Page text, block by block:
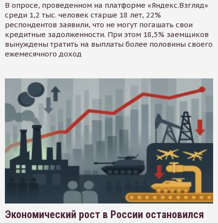
В опросе, проведенном на платформе «Яндекс.Взгляд»
среди 1,2 тыс. человек старше 18 лет, 22%
респондентов заявили, что не могут погашать свои
кредитные задолженности. При этом 18,5% заемщиков
вынуждены тратить на выплаты более половины своего
ежемесячного доход
Экономический рост в России остановился